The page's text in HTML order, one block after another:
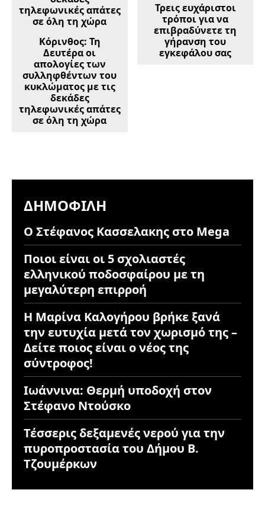
Κόρινθος: Τη
Δευτέρα οι
απολογίες των
συλληφθέντων του
κυκλώματος με τις
δεκάδες
τηλεφωνικές απάτες
σε όλη τη χώρα
Τρεις ευχάριστοι
τρόποι για να
επιβραδύνετε τη
γήρανση του
εγκεφάλου σας
ΔΗΜΟΦΙΛΉ
Ο Στέφανος Κασσελακης στο Mega
Ποιοι είναι οι 5 σχολιαστές
ελληνικού ποδοσφαίρου με τη
μεγαλύτερη επιρροή
Η Μαρίνα Καλογήρου βρήκε ξανά
την ευτυχία μετά τον χωρισμό της –
Δείτε ποιος είναι ο νέος της
σύντροφος!
Ιωάννινα: Θερμή υποδοχή στον
Στέφανο Ντούσκο
Τέσσερις δεξαμενές νερού για την
πυροπροστασία του Δήμου Β.
Τζουμέρκων